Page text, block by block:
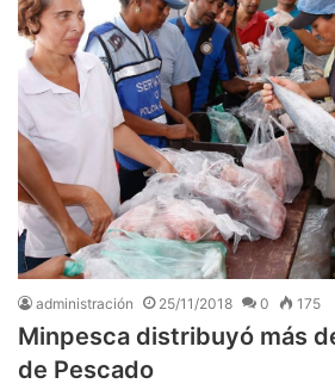
administración 25/11/2018 0 175
Minpesca distribuyó más
de Pescado